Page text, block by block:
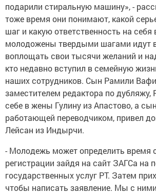
подарили стиральную машину», -
тоже время они понимают, какой
шаг и какую ответственность на себя
молодожены твердыми шагами идут
воплощать свои тысячи желаний и
кто недавно вступил в семейную
наших сотрудников. Сын Рамили
заместителем редактора по дубляжу,
себе в жены Гулину из Апастово, а
работающей переводчиком, привел
Лейсан из Индырчи.
- Молодежь может определить время
регистрации зайдя на сайт ЗАГСа на
государственных услуг РТ. Затем
чтобы написать заявление. Мы с